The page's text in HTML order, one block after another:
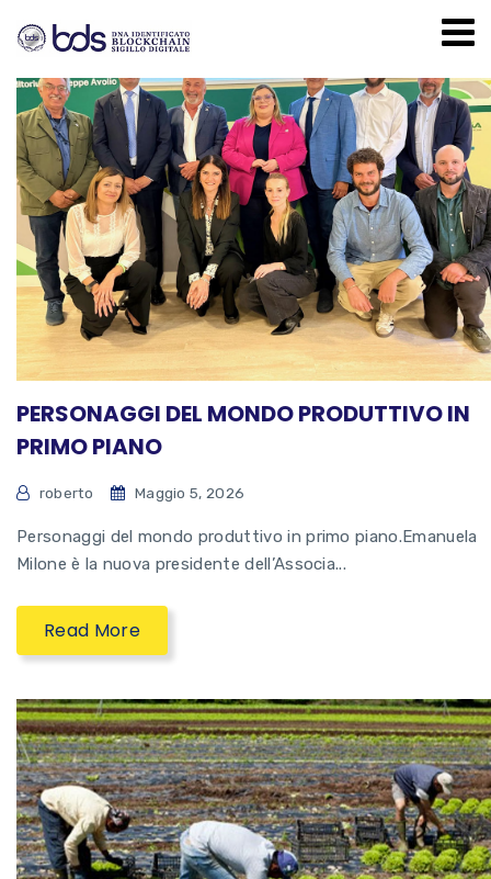
PERSONAGGI DEL MONDO PRODUTTIVO IN
PRIMO PIANO
roberto Maggio 5, 2026
Personaggi del mondo produttivo in primo piano.Emanuela
Milone è la nuova presidente dell’Associa...
Read More